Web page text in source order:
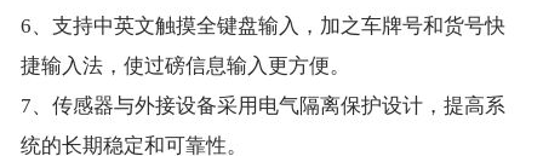
6、支持中英文触摸全键盘输入，加之车牌号和货号快
捷输入法，使过磅信息输入更方便。
7、传感器与外接设备采用电气隔离保护设计，提高系
统的长期稳定和可靠性。